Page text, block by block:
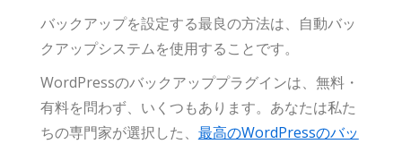
バックアップを設定する最良の方法は、自動バッ
クアップシステムを使用することです。
WordPressのバックアッププラグインは、無料・
有料を問わず、いくつもあります。あなたは私た
ちの専門家が選択した、 最高のWordPressのバッ